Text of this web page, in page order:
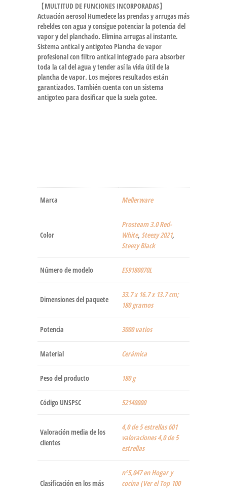
【MULTITUD DE FUNCIONES INCORPORADAS】
Actuación aerosol Humedece las prendas y arrugas más
rebeldes con agua y consigue potenciar la potencia del
vapor y del planchado. Elimina arrugas al instante.
Sistema antical y antigoteo Plancha de vapor
profesional con filtro antical integrado para absorber
toda la cal del agua y tender así la vida útil de la
plancha de vapor. Los mejores resultados están
garantizados. También cuenta con un sistema
antigoteo para dosificar que la suela gotee.
Marca ‎Mellerware
Color
Prosteam 3.0 Red-
White, Steezy 2021,
‎Steezy Black
Número de modelo ‎ES9180070L
Dimensiones del paquete
‎33.7 x 16.7 x 13.7 cm;
180 gramos
Potencia ‎3000 vatios
Material ‎Cerámica
Peso del producto ‎180 g
Código UNSPSC 52140000
Valoración media de los
clientes
4,0 de 5 estrellas 601
valoraciones 4,0 de 5
estrellas
Clasificación en los más
nº5,047 en Hogar y
cocina (Ver el Top 100